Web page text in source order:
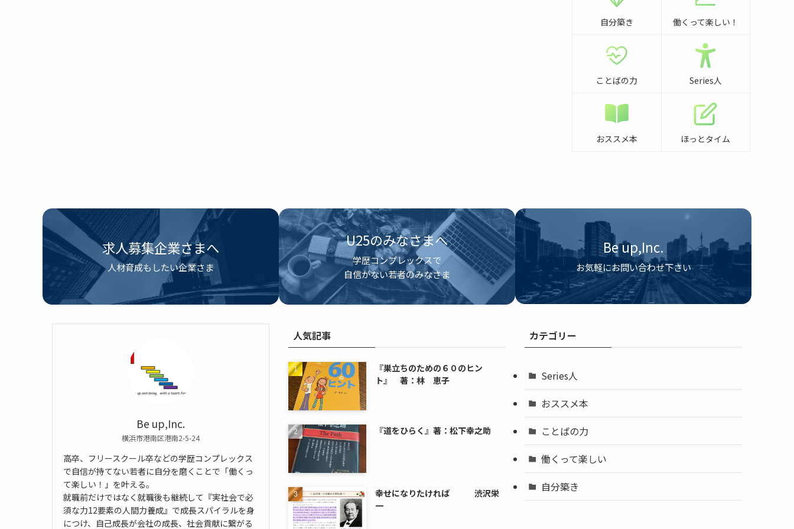
自分築き 働くって楽しい！
ことばの力 Series人
おススメ本 ほっとタイム
求人募集企業さまへ
人材育成もしたい企業さま
U25のみなさまへ
学歴コンプレックスで
自信がない若者のみなさま
Be up,Inc.
お気軽にお問い合わせ下さい
Be up,Inc.
横浜市港南区港南2-5-24
高卒、フリースクール卒などの学歴コンプレックス
で自信が持てない若者に自分を磨くことで「働くっ
て楽しい！」を叶える。
就職前だけではなく就職後も継続して『実社会で必
須な力12要素の人間力養成』で成長スパイラルを身
につけ、自己成長が会社の成長、社会貢献に繋がる
人気記事
『巣立ちのための６０のヒン
ト』 著：林 恵子
『道をひらく』著：松下幸之助
幸せになりたければ 渋沢栄
一
カテゴリー
Series人
おススメ本
ことばの力
働くって楽しい
自分築き